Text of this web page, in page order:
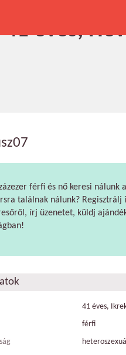
éves,
férfi és nő keresi
találnak nálunk? Regisztrálj
írj üzenetet, küldj
41 éves,
férfi